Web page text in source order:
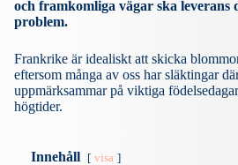
och framkomliga vägar ska leverans
problem.
Frankrike är idealiskt att skicka
eftersom många av oss har släktingar
uppmärksammar på viktiga
högtider.
Innehåll visa